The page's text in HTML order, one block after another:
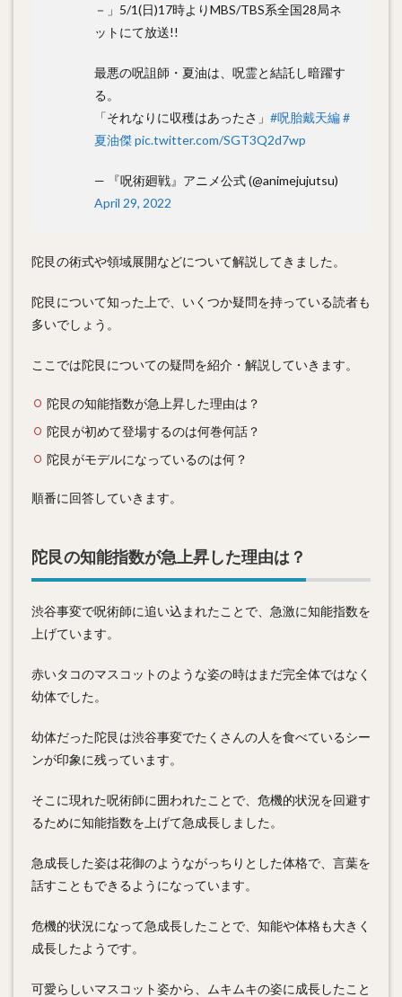
－」5/1(日)17時よりMBS/TBS系全国28局ネ
ットにて放送!!
最悪の呪詛師・夏油は、呪霊と結託し暗躍す
る。
「それなりに収穫はあったさ」 #呪胎戴天編#
夏油傑pic.twitter.com/SGT3Q2d7wp
— 『呪術廻戦』アニメ公式 (@animejujutsu)
April 29, 2022
陀艮の術式や領域展開などについて解説してきました。
陀艮について知った上で、いくつか疑問を持っている読者も
多いでしょう。
ここでは陀艮についての疑問を紹介・解説していきます。
陀艮の知能指数が急上昇した理由は？
陀艮が初めて登場するのは何巻何話？
陀艮がモデルになっているのは何？
順番に回答していきます。
陀艮の知能指数が急上昇した理由は？
渋谷事変で呪術師に追い込まれたことで、急激に知能指数を
上げています。
赤いタコのマスコットのような姿の時はまだ完全体ではなく
幼体でした。
幼体だった陀艮は渋谷事変でたくさんの人を食べているシー
ンが印象に残っています。
そこに現れた呪術師に囲われたことで、危機的状況を回避す
るために知能指数を上げて急成長しました。
急成長した姿は花御のようながっちりとした体格で、言葉を
話すこともできるようになっています。
危機的状況になって急成長したことで、知能や体格も大きく
成長したようです。
可愛らしいマスコット姿から、ムキムキの姿に成長したこと